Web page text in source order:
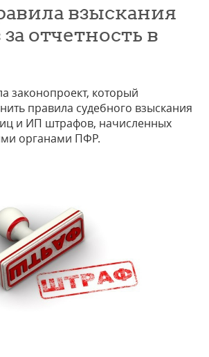
взыскания
отчетность в
законопроект, который
правила судебного взыскания
и ИП штрафов, начисленных
органами ПФР.